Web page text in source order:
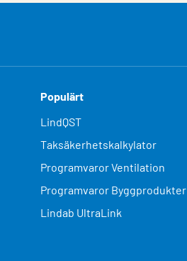
Populärt
LindQST
Taksäkerhetskalkylator
Programvaror Ventilation
Programvaror Byggprodukter
Lindab UltraLink